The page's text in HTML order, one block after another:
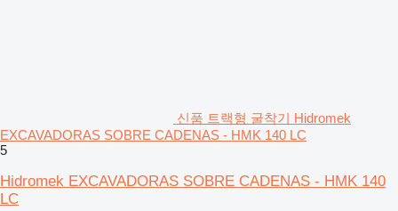
신품 트랙형 굴착기 Hidromek
EXCAVADORAS SOBRE CADENAS - HMK 140 LC
5
Hidromek EXCAVADORAS SOBRE CADENAS - HMK 140
LC